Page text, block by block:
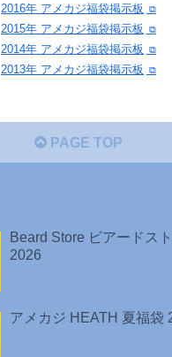
2016年 アメカジ福袋掲示板
2015年 アメカジ福袋掲示板
2014年 アメカジ福袋掲示板
2013年 アメカジ福袋掲示板
PAGE TOP
Beard Store ビアードス
2026
アメカジ HEATH 夏福袋